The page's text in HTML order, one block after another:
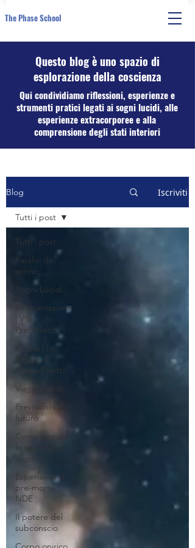
The Phase School
Questo blog è uno spazio di
esplorazione della coscienza
Qui condividiamo riflessioni, esperienze e
strumenti pratici legati ai sogni lucidi, alle
esperienze extracorporee e alla
comprensione degli stati interiori
Blog Iscriviti
Tutti i post
Paralisi del
sonno
Sogni Lucidi
Reincarnazione
| Vite
Precedenti
Karma | La
Legge di
Causa-Effetto
Viaggi Astrali
Previsioni sul
futuro
Come gestire
sogni
Esperienza di
pre-morte |
NDE
Il potere del
subconscio
Tutti i post